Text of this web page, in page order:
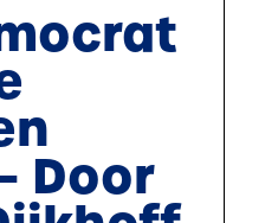
Door